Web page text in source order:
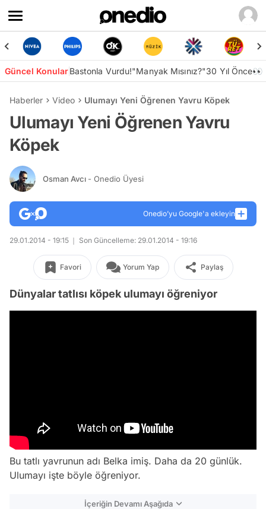
Güncel KonularBastonla Vurdu!"Manyak Mısınız?"30 Yıl Önce👀
Haberler Video Ulumayı Yeni Öğrenen Yavru Köpek
Ulumayı Yeni Öğrenen Yavru
Köpek
Osman Avcı - Onedio Üyesi
Onedio’yu Google'a ekleyin
29.01.2014 - 19:15 Son Güncelleme: 29.01.2014 - 19:16
Favori Yorum Yap Paylaş
Dünyalar tatlısı köpek ulumayı öğreniyor
Bu tatlı yavrunun adı Belka imiş. Daha da 20 günlük.
Ulumayı işte böyle öğreniyor.
İçeriğin Devamı Aşağıda